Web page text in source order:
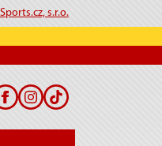
s.r.o.